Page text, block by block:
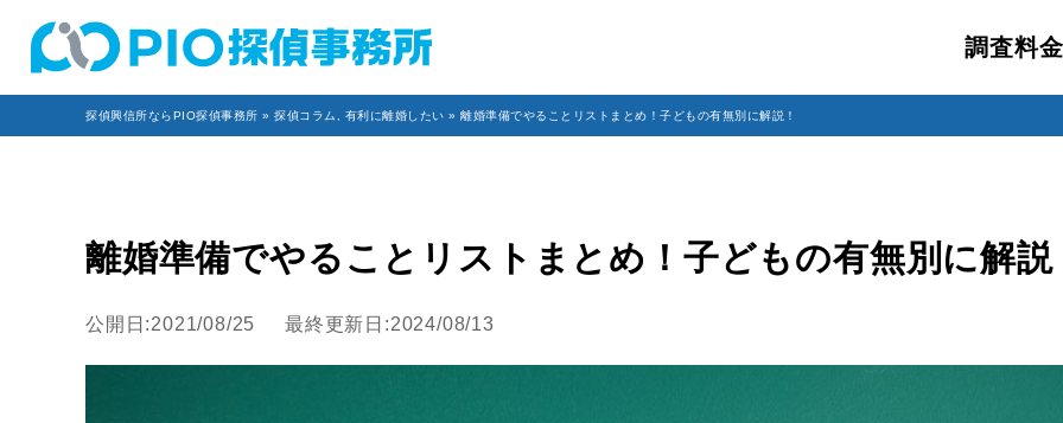
調査料金
探偵興信所ならPIO探偵事務所 » 探偵コラム 有利に離婚したい » 離婚準備でやることリストまとめ！子どもの有無別に解説！
離婚準備でやることリストまとめ！子どもの有無別に解説
公開日:2021/08/25 最終更新日:2024/08/13